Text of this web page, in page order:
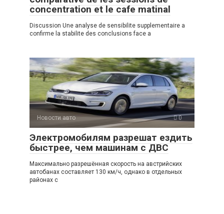
concentration et le cafe matinal
Discussion Une analyse de sensibilite supplementaire a
confirme la stabilite des conclusions face a
Новости авто 0
Электромобилям разрешат ездить
быстрее, чем машинам с ДВС
Максимально разрешённая скорость на австрийских
автобанах составляет 130 км/ч, однако в отдельных
районах с